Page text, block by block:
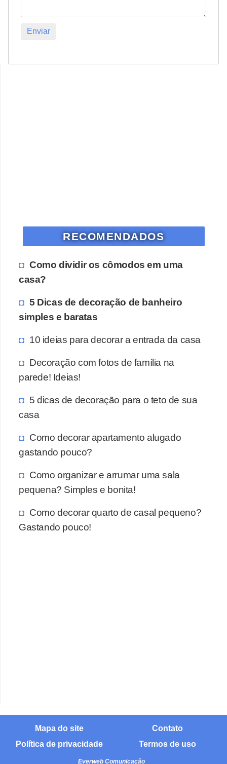
RECOMENDADOS
Como dividir os cômodos em uma
casa?
5 Dicas de decoração de banheiro
simples e baratas
10 ideias para decorar a entrada da casa
Decoração com fotos de família na
parede! Ideias!
5 dicas de decoração para o teto de sua
casa
Como decorar apartamento alugado
gastando pouco?
Como organizar e arrumar uma sala
pequena? Simples e bonita!
Como decorar quarto de casal pequeno?
Gastando pouco!
Mapa do site
Contato
Política de privacidade
Termos de uso
Everweb Comunicação